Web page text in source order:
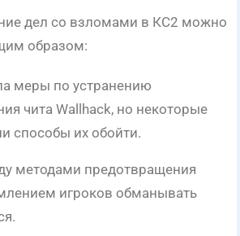
дел со взломами в КС2 можно
образом:
меры по устранению
чита Wallhack, но некоторые
способы их обойти.
методами предотвращения
игроков обманывать